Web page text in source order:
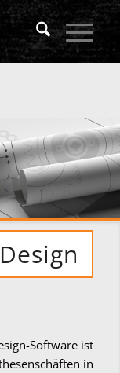
Software ist
in